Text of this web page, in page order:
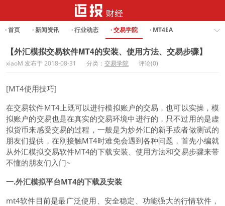
· 首页 · 新闻资讯 · 行业动态 · 交易学院 · MT4EA
· Forex Analysis
【外汇模拟交易软件MT4的安装、使用方法、交易步骤】
xiaoM 发布于 2018-08-31 分类： 交易学院 评论(0)
[MT4使用技巧]
在交易软件MT4上既可以进行模拟账户的交易，也可以实操，模
拟账户的交易也是在真实的交易环境中进行的，只不过用的是虚
拟货币来感受交易的过程，一般是为炒外汇的新手或者做测试的
朋友们提供，在刚接触MT4时难免会遇到各种问题，首先小编就
从外汇模拟交易软件MT4的下载安装、使用方法和交易步骤来带
不懂的朋友们入门~
一.外汇模拟平台MT4的下载及安装
mt4软件目前是最广泛使用、安全稳定、功能强大的行情软件，